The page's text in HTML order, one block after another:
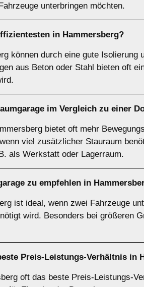
unterbringen möchten.
in Hammersberg?
können durch eine gute
aus Beton oder Stahl bieten oft
im Vergleich zu einer
bietet oft mehr
viel zusätzlicher Stauraum
als Werkstatt oder Lagerraum.
zu empfehlen in
ist ideal, wenn zwei Fahrzeuge
wird. Besonders bei größeren
Preis-Leistungs-Verhältnis in
oft das beste Preis-Leistungs-